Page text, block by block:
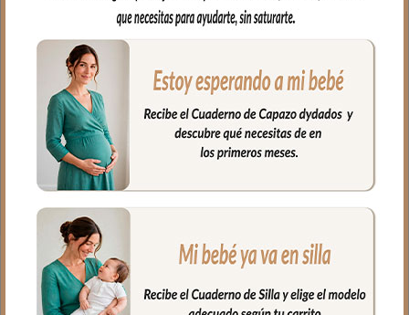
con los complementos de tu capazo.
Puedes usar como cojín antivuelco o
colocar donde y como necesites para
ayudar en el día a día con tu bebé.
Puedes sacar el relleno para lavarlo; el
relleno es fibra hueca permitiendo una
buena transpiración.
Medidas: 35 x 11